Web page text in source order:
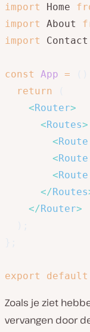
import
Home
import
About
import
Contact
const App =
return
<Router>
<Routes>
<Route
<Route
<Route
</Routes
</Router>
export default
Zoals je ziet
vervangen door